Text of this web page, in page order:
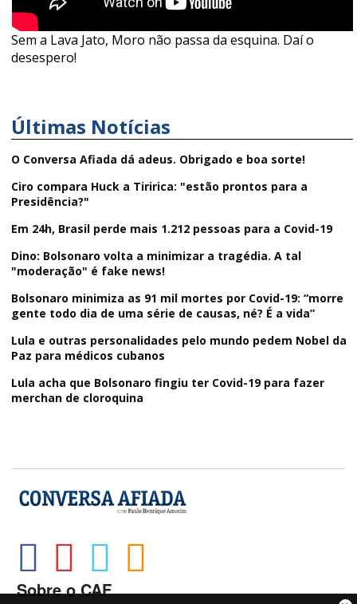
Sem a Lava Jato, Moro não passa da esquina. Daí o
desespero!
Últimas Notícias
O Conversa Afiada dá adeus. Obrigado e boa sorte!
Ciro compara Huck a Tiririca: "estão prontos para a
Presidência?"
Em 24h, Brasil perde mais 1.212 pessoas para a Covid-19
Dino: Bolsonaro volta a minimizar a tragédia. A tal
"moderação" é fake news!
Bolsonaro minimiza as 91 mil mortes por Covid-19: “morre
gente todo dia de uma série de causas, né? É a vida”
Lula e outras personalidades pelo mundo pedem Nobel da
Paz para médicos cubanos
Lula acha que Bolsonaro fingiu ter Covid-19 para fazer
merchan de cloroquina
Sobre o CAF